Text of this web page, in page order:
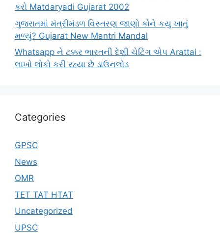
કરો Matdaryadi Gujarat 2002
ગુજરાતમાં મંત્રીમંડળ વિસ્તરણ જાણો કોને કયુ ખાતું
મળ્યું? Gujarat New Mantri Mandal
Whatsapp ને ટક્કર ભારતની દેશી ચેટિંગ એપ Arattai :
લાખો લોકો કરી રહ્યા છે ડાઉનલોડ
Categories
GPSC
News
OMR
TET TAT HTAT
Uncategorized
UPSC